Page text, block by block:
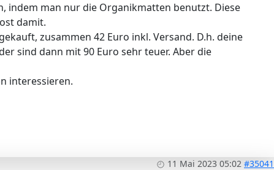
indem man nur die Organikmatten benutzt. Diese
damit.
zusammen 42 Euro inkl. Versand. D.h. deine
sind dann mit 90 Euro sehr teuer. Aber die
interessieren.
11 Mai 2023 05:02 #35041